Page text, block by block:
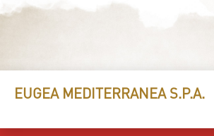
EUGEA MEDITERRANEA S.P.A.